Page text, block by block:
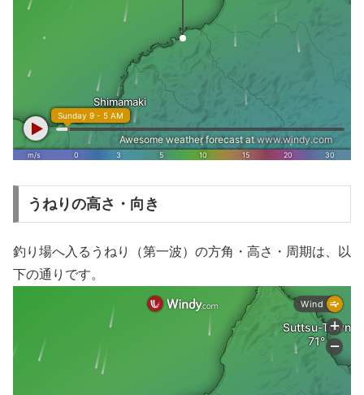
うねりの高さ・向き
釣り場へ入るうねり（第一波）の方角・高さ・周期は、以
下の通りです。